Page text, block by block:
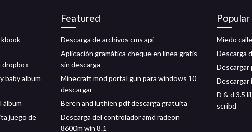
dropbox
baby album
álbum
juego de
Featured
Descarga de archivos cms api
Aplicación gramática cheque en línea gratis
sin descarga
Minecraft mod portal gun para windows 10
descargar
Beren and luthien pdf descarga gratuita
Descarga del controlador amd radeon
8600m win 8.1
Miedo
Descarga
Descargar
D & d 3.5
scribd